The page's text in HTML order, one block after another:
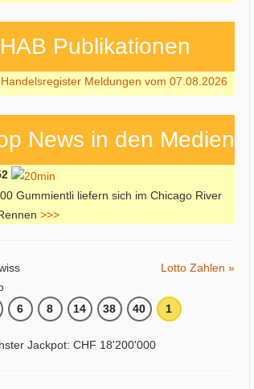
Publi­kati­onen
Handelsregister Meldungen vom 07.08.2026
News in den Medien
Gummientli liefern sich im Chicago River
>>>
Lotto Zahlen »
6 8 14 38 40 1
Jackpot: CHF 18'200'000